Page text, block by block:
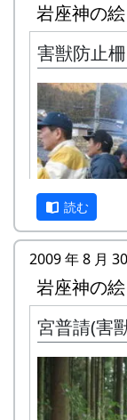
ので、倒木だ
の破損があ
蕎麦の種蒔
種が芽を切
が必要にな
うです。こ
濡れていて
岩座神の
害獣防止
ただいま朝
事だったの
あたって、
ながら、うだ
読む
2009 年 8 月
岩座神の
宮普請(害